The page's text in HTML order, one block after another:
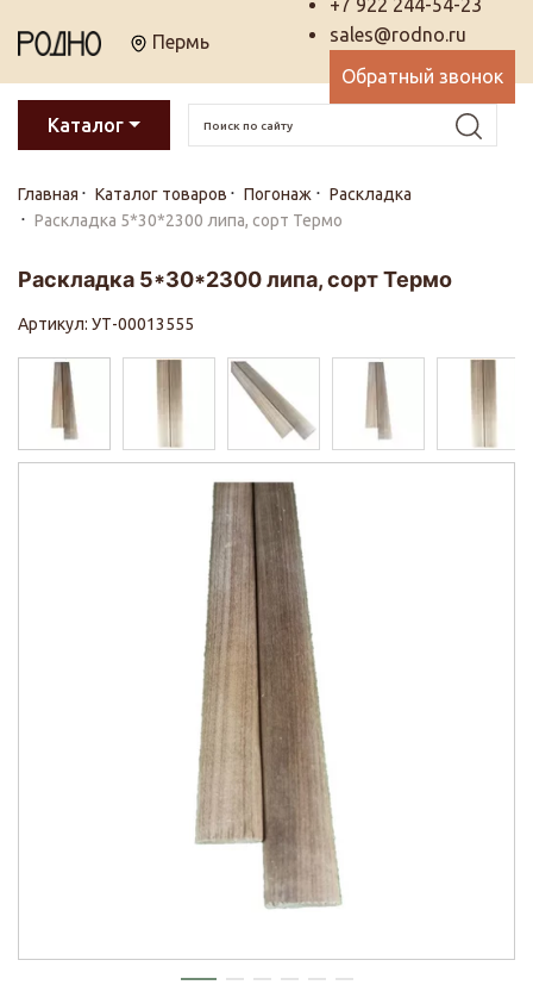
Пермь
+7 922 244-54-23
sales@rodno.ru
Обратный звонок
Каталог
Главная Каталог товаров Погонаж
Раскладка
Раскладка 5*30*2300 липа, сорт Термо
Раскладка 5*30*2300 липа, сорт Термо
Артикул: УТ-00013555